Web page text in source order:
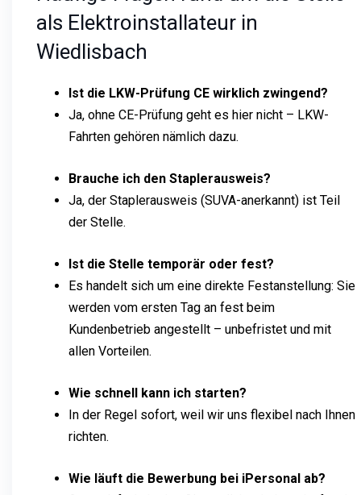
als Elektroinstallateur in
Wiedlisbach
Ist die LKW-Prüfung CE wirklich zwingend?
Ja, ohne CE-Prüfung geht es hier nicht – LKW-
Fahrten gehören nämlich dazu.
Brauche ich den Staplerausweis?
Ja, der Staplerausweis (SUVA-anerkannt) ist Teil
der Stelle.
Ist die Stelle temporär oder fest?
Es handelt sich um eine direkte Festanstellung: Sie
werden vom ersten Tag an fest beim
Kundenbetrieb angestellt – unbefristet und mit
allen Vorteilen.
Wie schnell kann ich starten?
In der Regel sofort, weil wir uns flexibel nach Ihnen
richten.
Wie läuft die Bewerbung bei iPersonal ab?